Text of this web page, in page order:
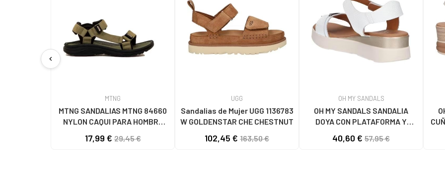
chevron_left
MTNG
MTNG SANDALIAS MTNG 84660
NYLON CAQUI PARA HOMBRE
17,99 €29,45 €
UGG
Sandalias de Mujer UGG 1136783
W GOLDENSTAR CHE CHESTNUT
102,45 € 163,50 €
OH MY SANDALS
OH MY SANDALS SANDALIA
DOYA CON PLATAFORMA Y
BLANCO
40,60 € 57,95 €